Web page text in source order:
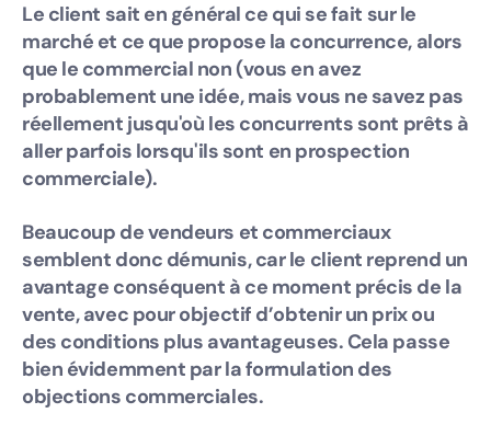
Le client sait en général ce qui se fait sur le
marché et ce que propose la concurrence, alors
que le commercial non (vous en avez
probablement une idée, mais vous ne savez pas
réellement jusqu'où les concurrents sont prêts à
aller parfois lorsqu'ils sont en prospection
commerciale).
Beaucoup de vendeurs et commerciaux
semblent donc démunis, car le client reprend un
avantage conséquent à ce moment précis de la
vente, avec pour objectif d’obtenir un prix ou
des conditions plus avantageuses. Cela passe
bien évidemment par la formulation des
objections commerciales.